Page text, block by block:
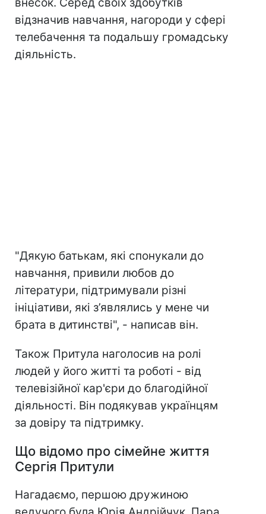
відзначив навчання, нагороди у сфері
телебачення та подальшу громадську
діяльність.
"Дякую батькам, які спонукали до
навчання, привили любов до
літератури, підтримували різні
ініціативи, які з’являлись у мене чи
брата в дитинстві", - написав він.
Також Притула наголосив на ролі
людей у його житті та роботі - від
телевізійної кар'єри до благодійної
діяльності. Він подякував українцям
за довіру та підтримку.
Що відомо про сімейне життя
Сергія Притули
Нагадаємо, першою дружиною